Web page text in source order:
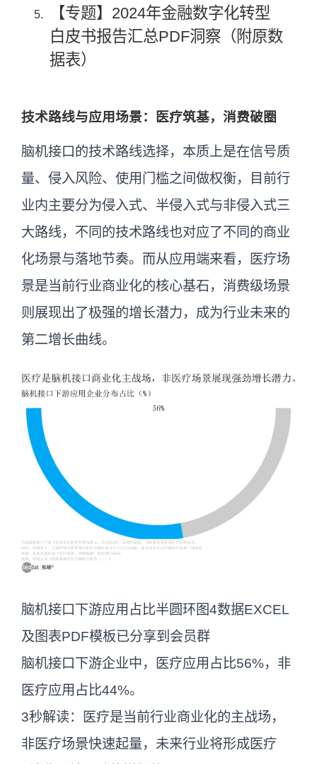
【专题】2024年金融数字化转型
白皮书报告汇总PDF洞察（附原数
据表）
技术路线与应用场景：医疗筑基，消费破圈
脑机接口的技术路线选择，本质上是在信号质
量、侵入风险、使用门槛之间做权衡，目前行
业内主要分为侵入式、半侵入式与非侵入式三
大路线，不同的技术路线也对应了不同的商业
化场景与落地节奏。而从应用端来看，医疗场
景是当前行业商业化的核心基石，消费级场景
则展现出了极强的增长潜力，成为行业未来的
第二增长曲线。
脑机接口下游应用占比半圆环图4数据EXCEL
及图表PDF模板已分享到会员群
脑机接口下游企业中，医疗应用占比56%，非
医疗应用占比44%。
3秒解读：医疗是当前行业商业化的主战场，
非医疗场景快速起量，未来行业将形成医疗